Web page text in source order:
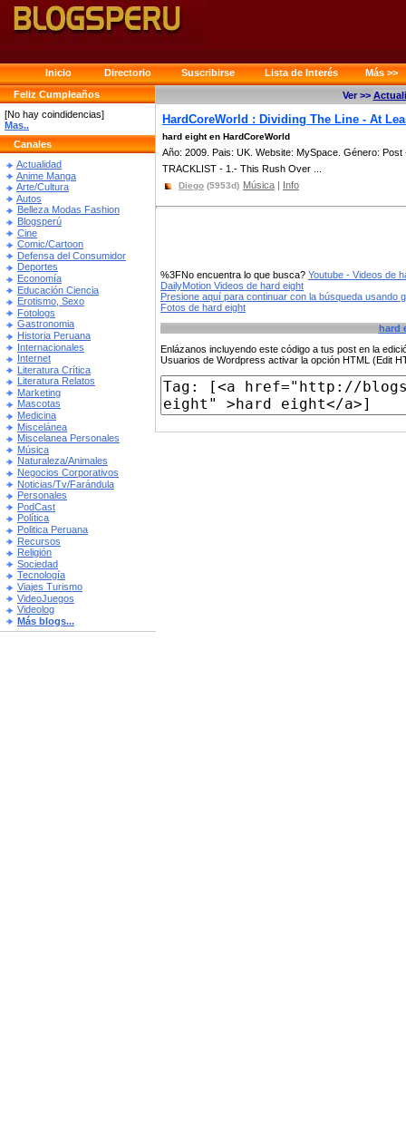
Inicio Directorio Suscribirse Lista de Interés
Más >>
Feliz Cumpleaños
[No hay coindidencias]
Mas..
Canales
Actualidad
Anime Manga
Arte/Cultura
Autos
Belleza Modas Fashion
Blogsperú
Cine
Comic/Cartoon
Defensa del Consumidor
Deportes
Economía
Educación Ciencia
Erotismo, Sexo
Fotologs
Gastronomia
Historia Peruana
Internacionales
Internet
Literatura Crítica
Literatura Relatos
Marketing
Mascotas
Medicina
Miscelánea
Miscelanea Personales
Música
Naturaleza/Animales
Negocios Corporativos
Noticias/Tv/Farándula
Personales
PodCast
Política
Politica Peruana
Recursos
Religión
Sociedad
Tecnología
Viajes Turismo
VideoJuegos
Videolog
Más blogs...
Ver >>
HardCoreWorld : Dividing The Line - At
hard eight en HardCoreWorld
Año: 2009. Pais: UK. Website: MySpace. Género:
TRACKLIST - 1.- This Rush Over ...
Diego (5953d) Música | Info
%3FNo encuentra lo que busca? Youtube - Videos de
DailyMotion Videos de hard eight
Presione aquí para continuar con la búsqueda usando
Fotos de hard eight
hard
Enlázanos incluyendo este código a tus post en la
Usuarios de Wordpress activar la opción HTML (Edit